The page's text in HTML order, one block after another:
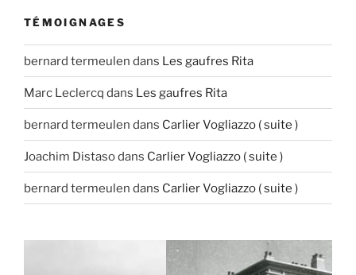
TÉMOIGNAGES
bernard termeulen dans Les gaufres Rita
Marc Leclercq dans Les gaufres Rita
bernard termeulen dans Carlier Vogliazzo ( suite )
Joachim Distasodans Carlier Vogliazzo ( suite )
bernard termeulen dans Carlier Vogliazzo ( suite )